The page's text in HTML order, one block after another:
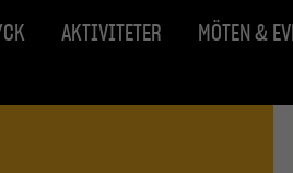
AKTIVITETER MÖTEN &